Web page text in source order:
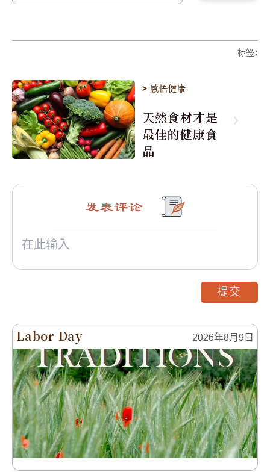
标签:
>感悟健康
天然食材才是
最佳的健康食
品
Labor Day 2026年8月9日
发表评论
提交